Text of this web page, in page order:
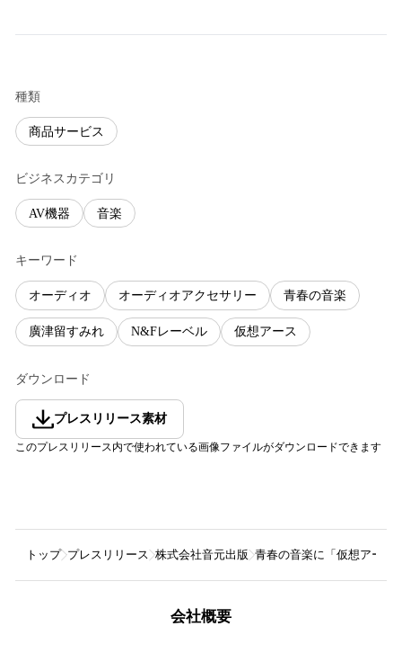
種類
商品サービス
ビジネスカテゴリ
AV機器 音楽
キーワード
オーディオ オーディオアクセサリー 青春の音楽
廣津留すみれ N&Fレーベル 仮想アース
ダウンロード
プレスリリース素材
このプレスリリース内で使われている画像ファイルがダウンロードできます
トップ プレスリリース 株式会社音元出版 青春の音楽に「仮想アース
会社概要